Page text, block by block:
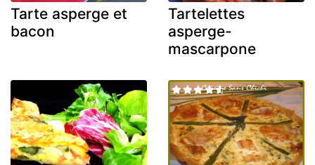
Tarte asperge et
bacon
Tartelettes
asperge-
mascarpone